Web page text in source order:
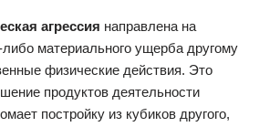
агрессия направлена на
либо материального ущерба другому
физические действия. Это
продуктов деятельности
постройку из кубиков другого,